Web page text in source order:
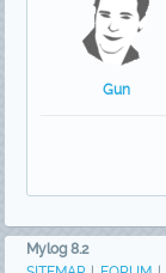
Gun
Mylog 8.2